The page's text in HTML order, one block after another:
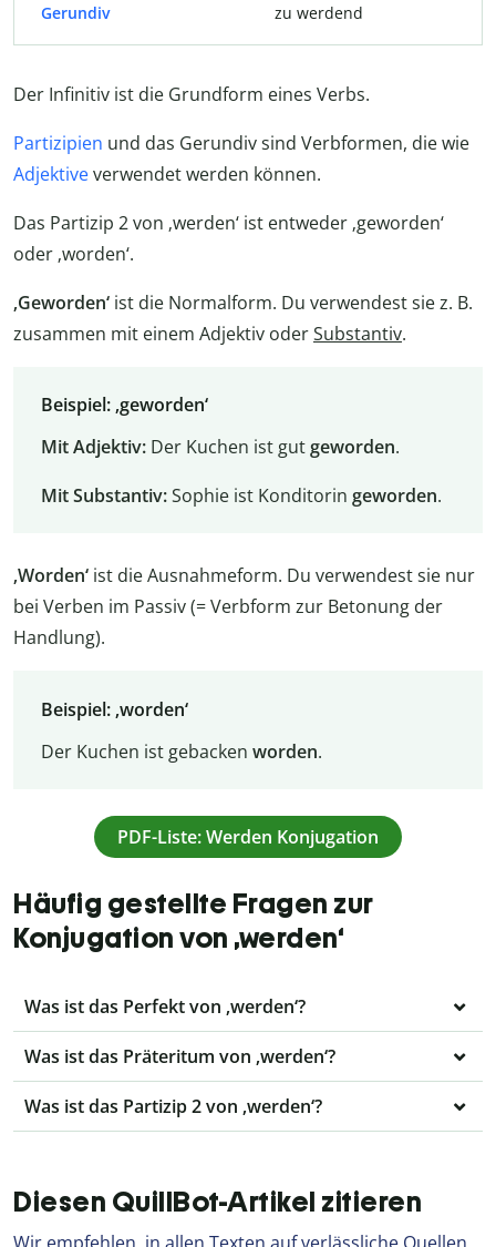
Gerundiv zu werdend
Der Infinitiv ist die Grundform eines Verbs.
Partizipien und das Gerundiv sind Verbformen, die wie
Adjektiveverwendet werden können.
Das Partizip 2 von ‚werden‘ ist entweder ‚geworden‘
oder ‚worden‘.
‚Geworden‘ ist die Normalform. Du verwendest sie z. B.
zusammen mit einem Adjektiv oderSubstantiv.
Beispiel: ‚geworden‘
Mit Adjektiv: Der Kuchen ist gutgeworden.
Mit Substantiv:Sophie ist Konditorin geworden.
‚Worden‘ ist die Ausnahmeform. Du verwendest sie nur
bei Verben im Passiv (= Verbform zur Betonung der
Handlung).
Beispiel: ‚worden‘
Der Kuchen ist gebacken worden.
PDF-Liste: Werden Konjugation
Häufig gestellte Fragen zur
Konjugation von ‚werden‘
Was ist das Perfekt von ‚werden‘?
Was ist das Präteritum von ‚werden‘?
Was ist das Partizip 2 von ‚werden‘?
Diesen QuillBot-Artikel zitieren
Wir empfehlen, in allen Texten auf verlässliche Quellen